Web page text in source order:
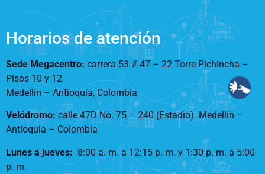
Horarios de atención
Sede Megacentro: carrera 53 # 47 – 22 Torre Pichincha –
Pisos 10 y 12
Medellín – Antioquia, Colombia
Velódromo: calle 47D No. 75 – 240 (Estadio). Medellín –
Antioquia – Colombia
Lunes a jueves: 8:00 a. m. a 12:15 p. m. y 1:30 p. m. a 5:00
p. m.